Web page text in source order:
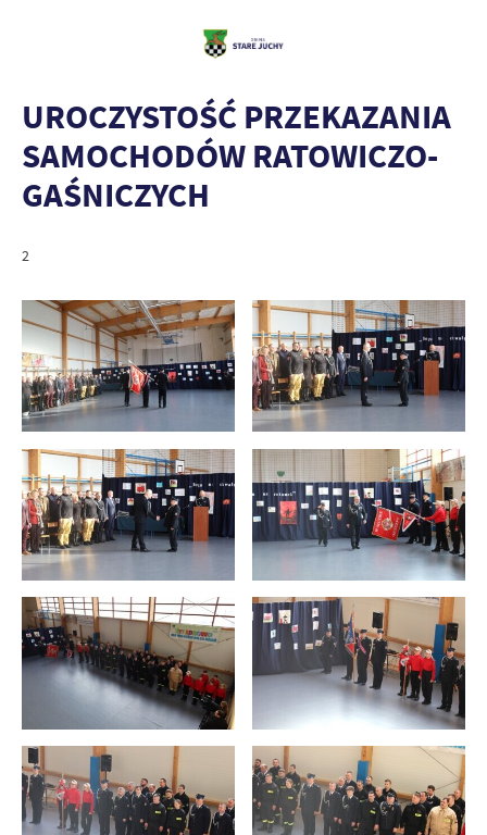
UROCZYSTOŚĆ PRZEKAZANIA
SAMOCHODÓW RATOWICZO-
GAŚNICZYCH
2